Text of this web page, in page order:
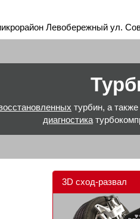
Левобережный ул.
турбин, а также
диагностика
3D сход-развал